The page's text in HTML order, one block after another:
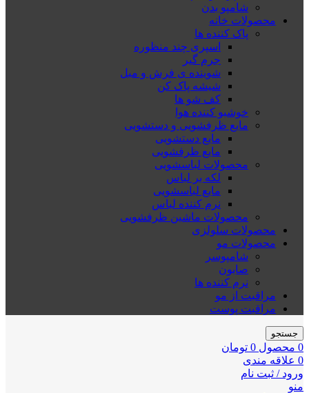
شامپو بدن
محصولات خانه
پاک کننده ها
اسپری چند منظوره
جرم گیر
شوینده ی فرش و مبل
شیشه پاک کن
کف شو ها
خوشبو کننده هوا
مایع ظرفشویی و دستشویی
مایع دستشویی
مایع ظرفشویی
محصولات لباسشویی
لکه بر لباس
مایع لباسشویی
نرم کننده لباس
محصولات ماشین ظرفشویی
محصولات سلولزی
محصولات مو
شامپوسر
صابون
نرم کننده ها
مراقبت از مو
مراقبت پوست
جستجو
0 محصول 0 تومان
0 علاقه مندی
ورود / ثبت نام
منو